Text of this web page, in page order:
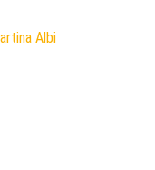
Albi
Kč.
Kč.